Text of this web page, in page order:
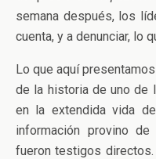
semana después, los
cuenta, y a denunciar, lo
Lo que aquí
de la historia de uno de
en la extendida vida
información provino de
fueron testigos